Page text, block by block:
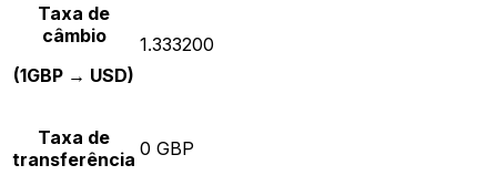
Taxa de
câmbio
(1GBP → USD)
1.333200
Taxa de
transferência 0 GBP